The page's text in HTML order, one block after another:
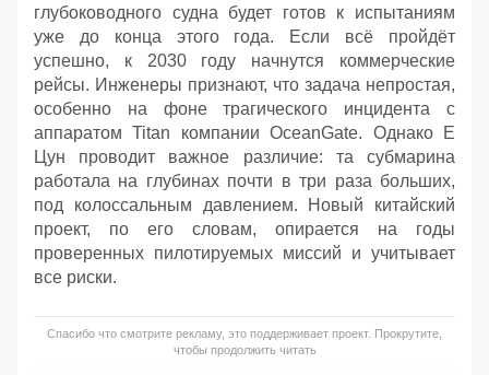
глубоководного судна будет готов к испытаниям
уже до конца этого года. Если всё пройдёт
успешно, к 2030 году начнутся коммерческие
рейсы. Инженеры признают, что задача непростая,
особенно на фоне трагического инцидента с
аппаратом Titan компании OceanGate. Однако Е
Цун проводит важное различие: та субмарина
работала на глубинах почти в три раза больших,
под колоссальным давлением. Новый китайский
проект, по его словам, опирается на годы
проверенных пилотируемых миссий и учитывает
все риски.
Спасибо что смотрите рекламу, это поддерживает проект. Прокрутите,
чтобы продолжить читать